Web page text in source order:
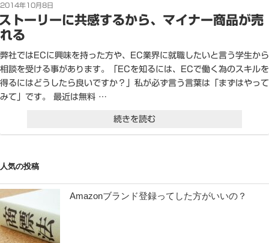
投
稿
日:
2014年10月8日
トーリーに共感するから、マイナー商品が売
れる
弊社ではECに興味を持った方や、EC業界に就職したいと言う学生から
相談を受ける事があります。「ECを知るには、ECで働く為のスキルを
得るにはどうしたら良いですか？」私が必ず言う言葉は「まずはやって
みて」です。 最近は無料 …
“ス
ト
ー
続きを読む
人気の投稿
Amazonブランド登録ってした方がいいの？